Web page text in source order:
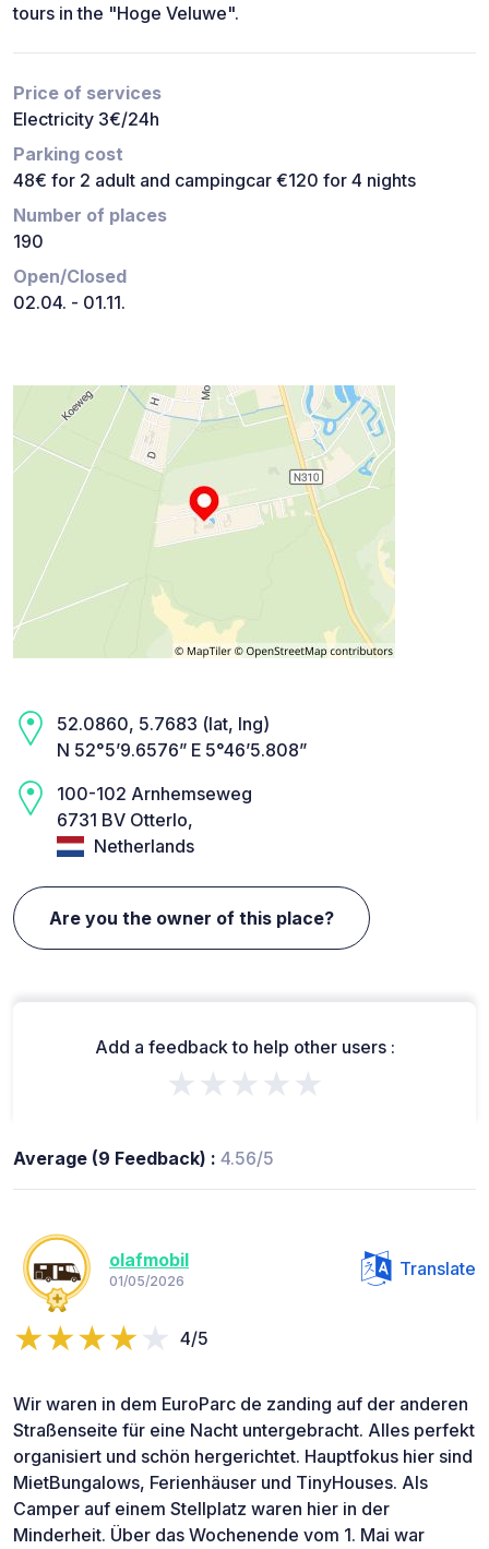
tours in the "Hoge Veluwe".
Price of services
Electricity 3€/24h
Parking cost
48€ for 2 adult and campingcar €120 for 4 nights
Number of places
190
Open/Closed
02.04. - 01.11.
52.0860, 5.7683 (lat, lng)
N 52°5’9.6576” E 5°46’5.808”
100-102 Arnhemseweg
6731 BV Otterlo,
Netherlands
Are you the owner of this place?
Add a feedback to help other users :
★★★★★
Average (9 Feedback) : 4.56/5
olafmobil
01/05/2026
Translate
4/5
Wir waren in dem EuroParc de zanding auf der anderen
Straßenseite für eine Nacht untergebracht. Alles perfekt
organisiert und schön hergerichtet. Hauptfokus hier sind
MietBungalows, Ferienhäuser und TinyHouses. Als
Camper auf einem Stellplatz waren hier in der
Minderheit. Über das Wochenende vom 1. Mai war